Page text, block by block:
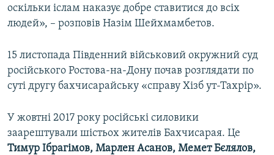
оскільки іслам наказує добре ставитися до всіх
людей», – розповів Назім Шейхмамбетов.
15 листопада Південний військовий окружний суд
російського Ростова-на-Дону почав розглядати по
суті другу бахчисарайську «справу Хізб ут-Тахрір».
У жовтні 2017 року російські силовики
заарештували шістьох жителів Бахчисарая. Це
Тимур Ібрагімов, Марлен Асанов, Мемет Бєлялов,